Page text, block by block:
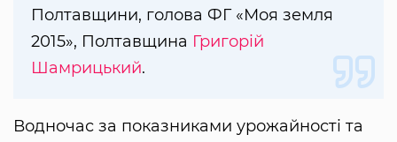
Полтавщини, голова ФГ «Моя земля
2015», Полтавщина Григорій
Шамрицький.
Водночас за показниками урожайності та